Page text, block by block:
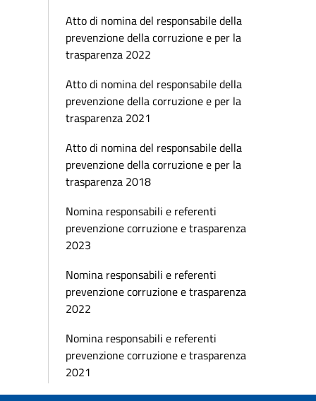
Atto di nomina del responsabile della
prevenzione della corruzione e per la
trasparenza 2022
Atto di nomina del responsabile della
prevenzione della corruzione e per la
trasparenza 2021
Atto di nomina del responsabile della
prevenzione della corruzione e per la
trasparenza 2018
Nomina responsabili e referenti
prevenzione corruzione e trasparenza
2023
Nomina responsabili e referenti
prevenzione corruzione e trasparenza
2022
Nomina responsabili e referenti
prevenzione corruzione e trasparenza
2021